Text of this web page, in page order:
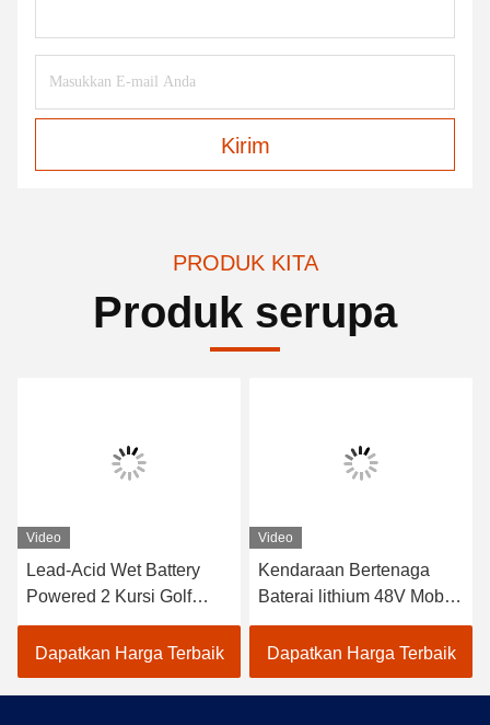
Kirim
PRODUK KITA
Produk serupa
Video
Lead-Acid Wet Battery
Powered 2 Kursi Golf
Carts / Electric Buggy Car
Golf
Dapatkan Harga Terbaik
Video
Kendaraan Bertenaga
Baterai lithium 48V Mobil
Golf Listrik EXCAR
A1S6+2 Putih
Dapatkan Harga Terbaik